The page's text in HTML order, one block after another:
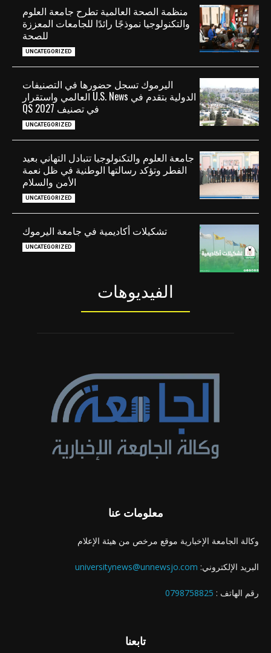
منظمة الصحة العالمية تطرح جامعة العلوم
والتكنولوجيا نموذجًا رائدًا للجامعات المعززة
للصحة
UNCATEGORIZED
اليرموك تسجل حضورها في التصنيفات
الدولية بتقدم في U.S. News العالمي واستقرار
في تصنيف QS 2027
UNCATEGORIZED
جامعة العلوم والتكنولوجيا تتبادل التهاني بعيد
الفطر وتؤكد رسالتها الوطنية في ظل نعمة
الأمن والسلام
UNCATEGORIZED
تشكيلات أكاديمية في جامعة اليرموك
UNCATEGORIZED
الفيديوهات
معلومات عنا
وكالة الجامعة الإخبارية موقع مرخص من هيئة الإعلام
البريد الإلكتروني: universitynews@unnewsjo.com
رقم الهاتف : 0798758825
تابعنا